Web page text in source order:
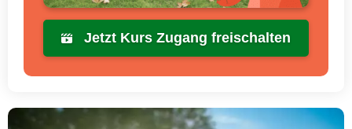
Jetzt Kurs Zugang freischalten